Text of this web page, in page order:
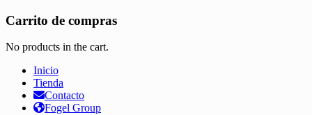
Carrito de compras
No products in the cart.
Inicio
Tienda
Contacto
Fogel Group